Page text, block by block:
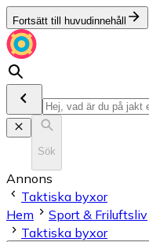
Fortsätt till huvudinnehåll
Sök
Annons
Taktiska byxor
Hem
Sport & Friluftsliv
Taktiska byxor